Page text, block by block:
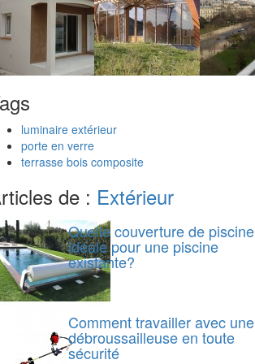
luminaire extérieur
porte en verre
terrasse bois composite
de : Extérieur
Quelle couverture de piscine
idéale pour une piscine
existante?
Comment travailler avec une
débroussailleuse en toute
sécurité